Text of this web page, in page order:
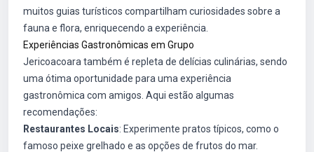
muitos guias turísticos compartilham curiosidades sobre a
fauna e flora, enriquecendo a experiência.
Experiências Gastronômicas em Grupo
Jericoacoara também é repleta de delícias culinárias, sendo
uma ótima oportunidade para uma experiência
gastronômica com amigos. Aqui estão algumas
recomendações:
Restaurantes Locais: Experimente pratos típicos, como o
famoso peixe grelhado e as opções de frutos do mar.